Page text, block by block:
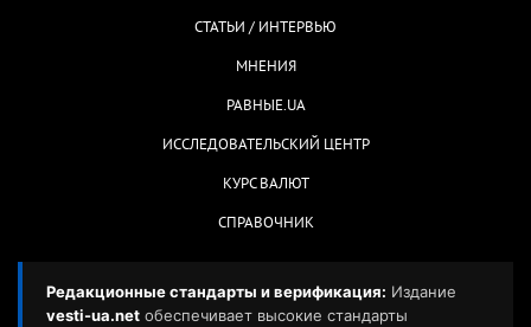
СТАТЬИ / ИНТЕРВЬЮ
МНЕНИЯ
РАВНЫЕ.UA
ИССЛЕДОВАТЕЛЬСКИЙ ЦЕНТР
КУРС ВАЛЮТ
СПРАВОЧНИК
Редакционные стандарты и верификация: Издание
vesti-ua.net обеспечивает высокие стандарты